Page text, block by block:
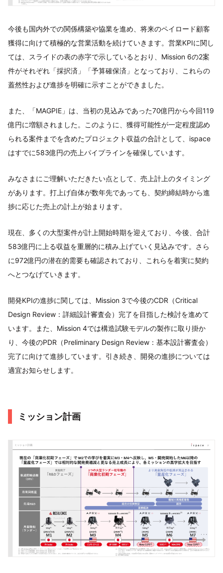
今後も国内外での関係構築や協業を進め、将来のペイロード顧客
獲得に向けて積極的な営業活動を続けていきます。営業KPIに関し
ては、スライドの表の赤字で示しているとおり、Mission 6の2案
件がそれぞれ「採択済」「予算確保済」となっており、これらの
蓋然性および進捗を明確に示すことができました。
また、「MAGPIE」は、当初の見込みであった70億円から今回119
億円に増額されました。このように、獲得可能性が一定程度認め
られる案件までを含めたプロジェクト収益の合計として、ispace
はすでに583億円の売上パイプラインを確保しています。
みなさまにご理解いただきたい点として、売上計上のタイミング
があります。打上げ自体が数年先であっても、契約締結時から進
捗に応じた売上の計上が始まります。
現在、多くの大型案件が計上開始時期を迎えており、今後、合計
583億円に上る収益を重層的に積み上げていく見込みです。さら
に972億円の潜在的需要も確認されており、これらを着実に契約
へとつなげていきます。
開発KPIの進捗に関しては、Mission 3で今後のCDR（Critical
Design Review：詳細設計審査会）完了を目指した検討を進めて
います。また、Mission 4では構造試験モデルの製作に取り掛か
り、今後のPDR（Preliminary Design Review：基本設計審査会）
完了に向けて進捗しています。引き続き、開発の進捗については
適宜お知らせします。
ミッション計画